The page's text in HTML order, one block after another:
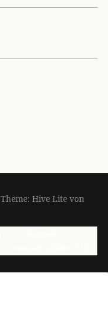
Theme: Hive Lite von